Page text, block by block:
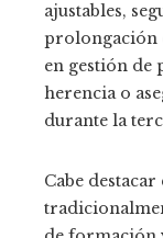
ajustables,
prolongación
en gestión
herencia o
durante la
Cabe